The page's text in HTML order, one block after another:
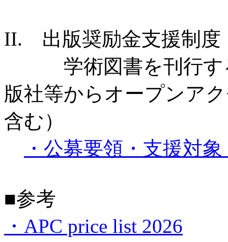
II. 出版奨励金支援制度
学術図書を刊行する
版社等からオープンア
含む）
・公募要領・支援対
■参考
・APC price list 2026